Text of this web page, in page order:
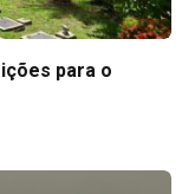
para o